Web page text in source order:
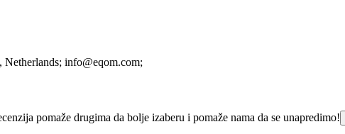
, Netherlands; info@eqom.com;
pomaže drugima da bolje izaberu i pomaže nama da se unapredimo!